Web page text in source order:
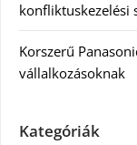
konfliktuskezelési
Korszerű
vállalkozásoknak
Kategóriák